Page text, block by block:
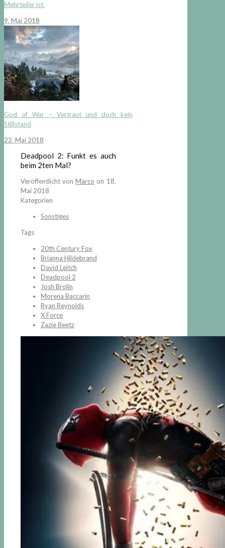
Mehrteiler ist.
9. Mai 2018
God of War – Vertraut und doch kein
Stillstand
22. Mai 2018
Deadpool 2: Funkt es auch
beim 2ten Mal?
Veröffentlicht von Marco on 18.
Mai 2018
Kategorien
Sonstiges
Tags
20th Century Fox
Brianna Hildebrand
David Leitch
Deadpool 2
Josh Brolin
Morena Baccarin
Ryan Reynolds
X Force
Zazie Beetz